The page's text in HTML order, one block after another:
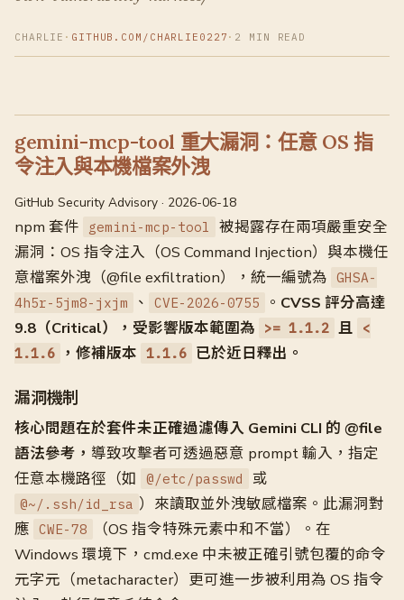
CHARLIE · GITHUB.COM/CHARLIE0227 · 2 MIN READ
gemini-mcp-tool 重大漏洞：任意 OS 指
令注入與本機檔案外洩
GitHub Security Advisory · 2026-06-18
npm 套件 gemini-mcp-tool
被揭露存在兩項嚴重安全
漏洞：OS 指令注入（OS Command Injection）與本機任
意檔案外洩（@file exfiltration），統一編號為 GHSA-
4h5r-5jm8-jxjm
、 CVE-2026-0755 。 CVSS 評分高達
9.8（Critical），受影響版本範圍為
>= 1.1.2 且
<
1.1.6
，修補版本 1.1.6 已於近日釋出。
漏洞機制
核心問題在於套件未正確過濾傳入 Gemini CLI 的 @file
語法參考， 導致攻擊者可透過惡意 prompt 輸入，指定
任意本機路徑（如
@/etc/passwd 或
@~/.ssh/id_rsa ）來讀取並外洩敏感檔案。此漏洞對
應 CWE-78
（OS 指令特殊元素中和不當）。在
Windows 環境下，cmd.exe 中未被正確引號包覆的命令
元字元（metacharacter）更可進一步被利用為 OS 指令